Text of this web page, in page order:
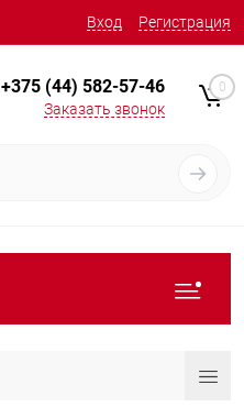
Вход Регистрация
+375 (44) 582-57-46
Заказать звонок
0